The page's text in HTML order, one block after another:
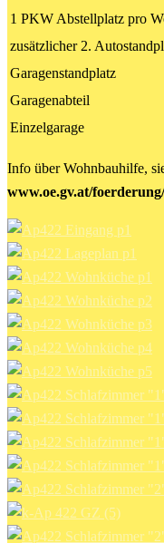
1 PKW Abstellplatz pro
zusätzlicher 2.
Garagenstandplatz
Garagenabteil
Einzelgarage
Info über Wohnbauhilfe,
www.oe.gv.at/